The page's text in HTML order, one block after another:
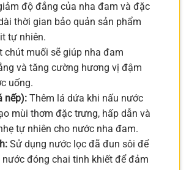
độ đắng của nha đam và đặc
thời gian bảo quản sản phẩm
tự nhiên.
chút muối sẽ giúp nha đam
và tăng cường hương vị đậm
uống.
nếp): Thêm lá dứa khi nấu nước
mùi thơm đặc trưng, hấp dẫn và
tự nhiên cho nước nha đam.
Sử dụng nước lọc đã đun sôi để
nước đóng chai tinh khiết để đảm